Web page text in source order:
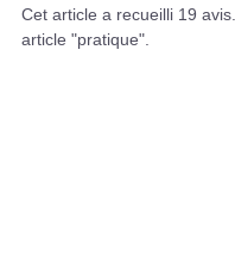
Cet article a recueilli 19 avis.
article "pratique".